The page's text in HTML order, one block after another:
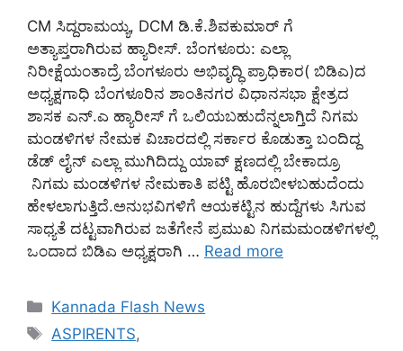
CM ಸಿದ್ದರಾಮಯ್ಯ, DCM ಡಿ.ಕೆ.ಶಿವಕುಮಾರ್ ಗೆ
ಅತ್ಯಾಪ್ತರಾಗಿರುವ ಹ್ಯಾರೀಸ್. ಬೆಂಗಳೂರು: ಎಲ್ಲಾ
ನಿರೀಕ್ಷೆಯಂತಾದ್ರೆ ಬೆಂಗಳೂರು ಅಭಿವೃದ್ಧಿ ಪ್ರಾಧಿಕಾರ( ಬಿಡಿಎ)ದ
ಅಧ್ಯಕ್ಷಗಾಧಿ ಬೆಂಗಳೂರಿನ ಶಾಂತಿನಗರ ವಿಧಾನಸಭಾ ಕ್ಷೇತ್ರದ
ಶಾಸಕ ಎನ್.ಎ ಹ್ಯಾರೀಸ್ ಗೆ ಒಲಿಯಬಹುದೆನ್ನಲಾಗ್ತಿದೆ ನಿಗಮ
ಮಂಡಳಿಗಳ ನೇಮಕ ವಿಚಾರದಲ್ಲಿ ಸರ್ಕಾರ ಕೊಡುತ್ತಾ ಬಂದಿದ್ದ
ಡೆಡ್ ಲೈನ್ ಎಲ್ಲಾ ಮುಗಿದಿದ್ದು ಯಾವ್ ಕ್ಷಣದಲ್ಲಿ ಬೇಕಾದ್ರೂ
ನಿಗಮ ಮಂಡಳಿಗಳ ನೇಮಕಾತಿ ಪಟ್ಟಿ ಹೊರಬೀಳಬಹುದೆಂದು
ಹೇಳಲಾಗುತ್ತಿದೆ.ಅನುಭವಿಗಳಿಗೆ ಆಯಕಟ್ಟಿನ ಹುದ್ದೆಗಳು ಸಿಗುವ
ಸಾಧ್ಯತೆ ದಟ್ಟವಾಗಿರುವ ಜತೆಗೇನೆ ಪ್ರಮುಖ ನಿಗಮಮಂಡಳಿಗಳಲ್ಲಿ
ಒಂದಾದ ಬಿಡಿಎ ಅಧ್ಯಕ್ಷರಾಗಿ … Read more
Categories
Kannada Flash News
Tags
ASPIRENTS,